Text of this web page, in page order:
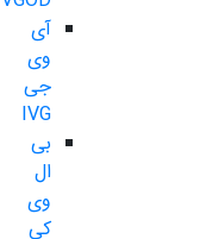
آی
وی
جی
IVG
بی
ال
وی
کی